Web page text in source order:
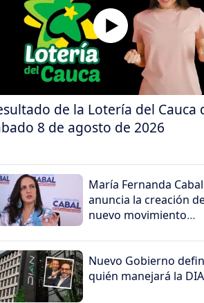
de la Lotería del Cauca
8 de agosto de 2026
María Fernanda Cabal
anuncia la creación
nuevo movimiento
Nuevo Gobierno
quién manejará la